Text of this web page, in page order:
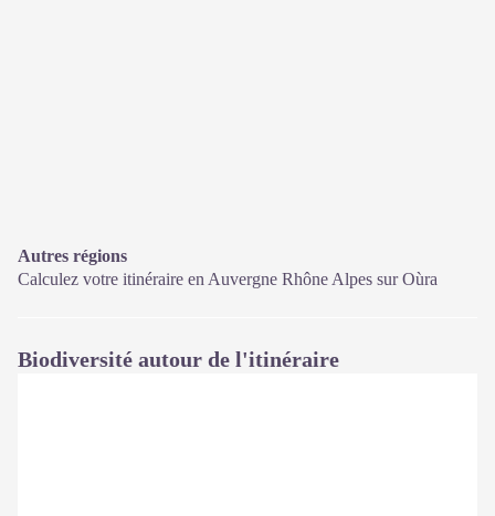
Autres régions
Calculez votre itinéraire en Auvergne Rhône Alpes surOùra
Biodiversité autour de l'itinéraire